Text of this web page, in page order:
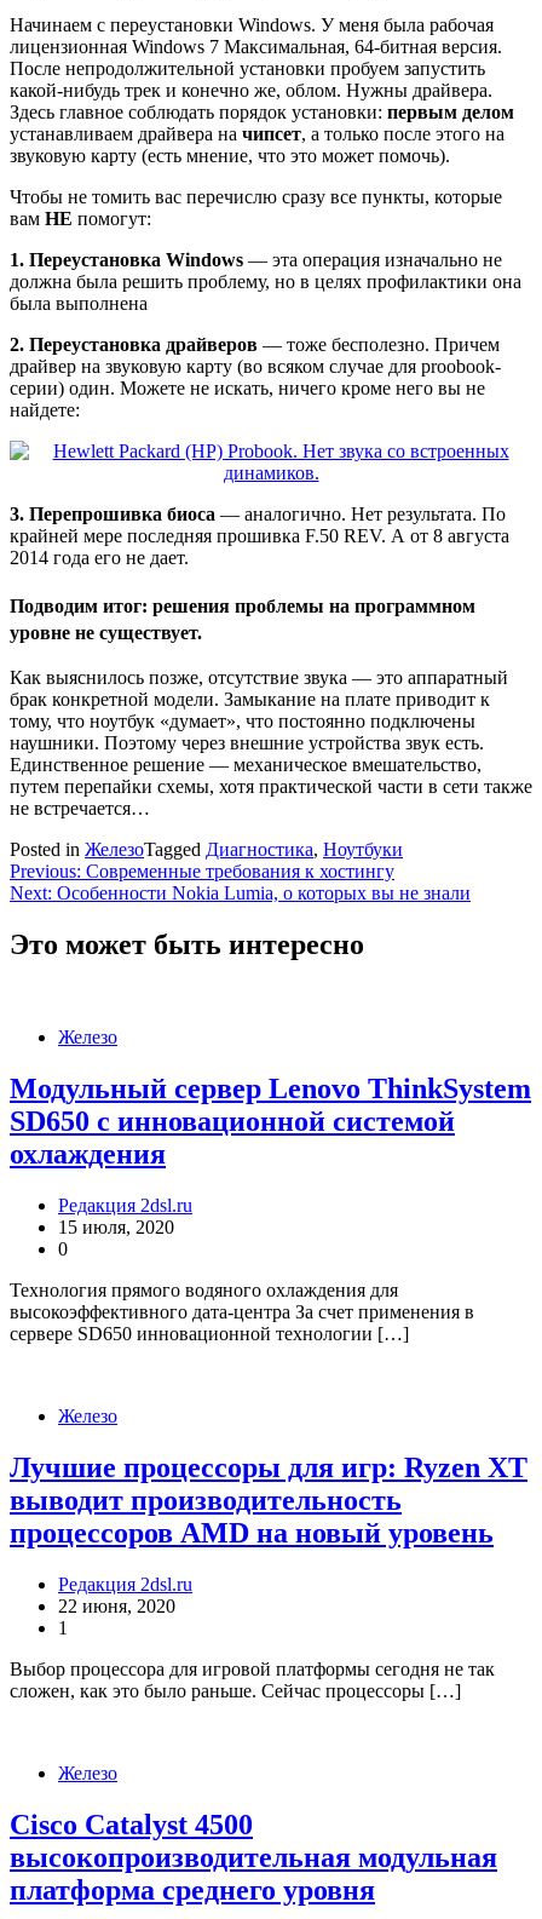
Начинаем с переустановки Windows. У меня была рабочая
лицензионная Windows 7 Максимальная, 64-битная версия.
После непродолжительной установки пробуем запустить
какой-нибудь трек и конечно же, облом. Нужны драйвера.
Здесь главное соблюдать порядок установки: первым делом
устанавливаем драйвера на чипсет, а только после этого на
звуковую карту (есть мнение, что это может помочь).
Чтобы не томить вас перечислю сразу все пункты, которые
вам НЕ помогут:
1. Переустановка Windows — эта операция изначально не
должна была решить проблему, но в целях профилактики она
была выполнена
2. Переустановка драйверов — тоже бесполезно. Причем
драйвер на звуковую карту (во всяком случае для proobook-
серии) один. Можете не искать, ничего кроме него вы не
найдете:
3. Перепрошивка биоса — аналогично. Нет результата. По
крайней мере последняя прошивка F.50 REV. А от 8 августа
2014 года его не дает.
Подводим итог: решения проблемы на программном
уровне не существует.
Как выяснилось позже, отсутствие звука — это аппаратный
брак конкретной модели. Замыкание на плате приводит к
тому, что ноутбук «думает», что постоянно подключены
наушники. Поэтому через внешние устройства звук есть.
Единственное решение — механическое вмешательство,
путем перепайки схемы, хотя практической части в сети также
не встречается…
Posted in ЖелезоTagged Диагностика, Ноутбуки
Навигация
по
записям
Previous: Современные требования к хостингу
Next: Особенности Nokia Lumia, о которых вы не знали
Это может быть интересно
Железо
Модульный сервер Lenovo ThinkSystem
SD650 с инновационной системой
охлаждения
Редакция 2dsl.ru
15 июля, 2020
0
Технология прямого водяного охлаждения для
высокоэффективного дата-центра За счет применения в
сервере SD650 инновационной технологии […]
Железо
Лучшие процессоры для игр: Ryzen XT
выводит производительность
процессоров AMD на новый уровень
Редакция 2dsl.ru
22 июня, 2020
1
Выбор процессора для игровой платформы сегодня не так
сложен, как это было раньше. Сейчас процессоры […]
Железо
Cisco Catalyst 4500
высокопроизводительная модульная
платформа среднего уровня